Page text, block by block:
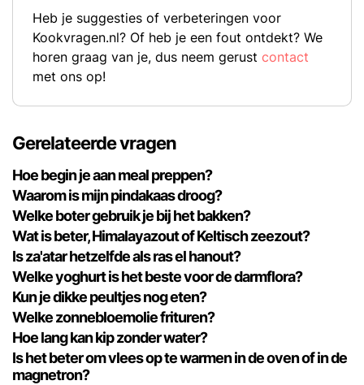
Heb je suggesties of verbeteringen voor
Kookvragen.nl? Of heb je een fout ontdekt? We
horen graag van je, dus neem gerust contact
met ons op!
Gerelateerde vragen
Hoe begin je aan meal preppen?
Waarom is mijn pindakaas droog?
Welke boter gebruik je bij het bakken?
Wat is beter, Himalayazout of Keltisch zeezout?
Is za'atar hetzelfde als ras el hanout?
Welke yoghurt is het beste voor de darmflora?
Kun je dikke peultjes nog eten?
Welke zonnebloemolie frituren?
Hoe lang kan kip zonder water?
Is het beter om vlees op te warmen in de oven of in de
magnetron?